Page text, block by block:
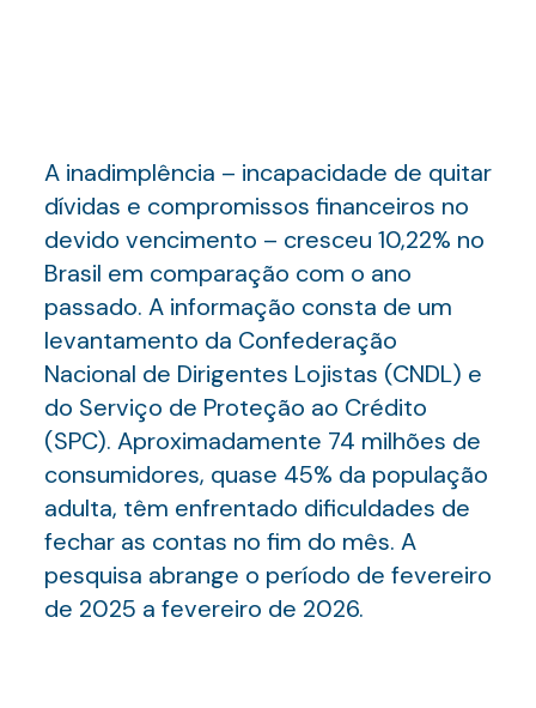
A inadimplência – incapacidade de quitar
dívidas e compromissos financeiros no
devido vencimento – cresceu 10,22% no
Brasil em comparação com o ano
passado. A informação consta de um
levantamento da Confederação
Nacional de Dirigentes Lojistas (CNDL) e
do Serviço de Proteção ao Crédito
(SPC). Aproximadamente 74 milhões de
consumidores, quase 45% da população
adulta, têm enfrentado dificuldades de
fechar as contas no fim do mês. A
pesquisa abrange o período de fevereiro
de 2025 a fevereiro de 2026.